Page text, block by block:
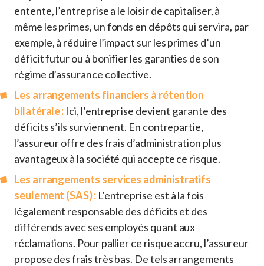
entente, l’entreprise a le loisir de capitaliser, à
même les primes, un fonds en dépôts qui servira, par
exemple, à réduire l’impact sur les primes d’un
déficit futur ou à bonifier les garanties de son
régime d’assurance collective.
Les arrangements financiers à rétention
bilatérale : Ici, l’entreprise devient garante des
déficits s’ils surviennent. En contrepartie,
l’assureur offre des frais d’administration plus
avantageux à la société qui accepte ce risque.
Les arrangements services administratifs
seulement (SAS) :L’entreprise est à la fois
légalement responsable des déficits et des
différends avec ses employés quant aux
réclamations. Pour pallier ce risque accru, l’assureur
propose des frais très bas. De tels arrangements